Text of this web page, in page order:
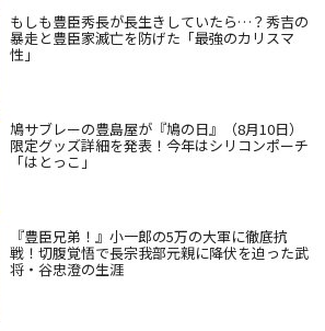
もしも豊臣秀長が長生きしていたら…？秀吉の
暴走と豊臣家滅亡を防げた「最強のカリスマ
性」
鳩サブレーの豊島屋が『鳩の日』（8月10日）
限定グッズ詳細を発表！今年はシリコンポーチ
「はとっこ」
『豊臣兄弟！』小一郎の5万の大軍に徹底抗
戦！切腹覚悟で長宗我部元親に降伏を迫った武
将・谷忠澄の生涯